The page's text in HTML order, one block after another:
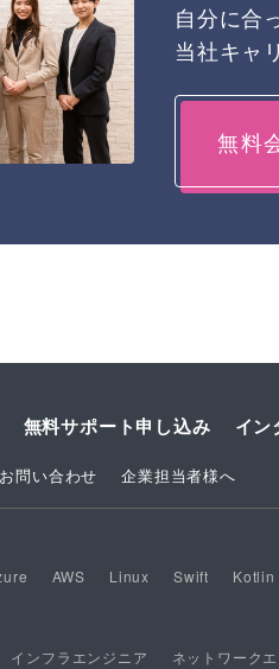
自分に合
当社キャ
無料
無料サポート申し込み イン
お問い合わせ 企業担当者様へ
AWS Linux Swift Kotlin
インフラエンジニア ネットワーク